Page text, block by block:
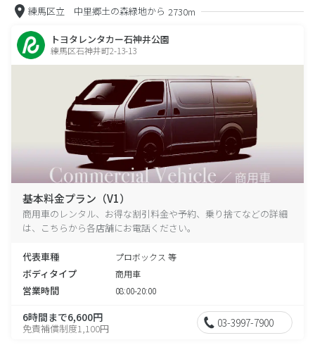
練馬区立 中里郷土の森緑地から 2730m
トヨタレンタカー石神井公園
練馬区石神井町2-13-13
基本料金プラン（V1）
商用車のレンタル、お得な割引料金や予約、乗り捨てなどの詳細
は、こちらから各店舗にお電話ください。
代表車種 プロボックス 等
ボディタイプ 商用車
営業時間 08:00-20:00
6時間まで6,600円
免責補償制度1,100円 03-3997-7900